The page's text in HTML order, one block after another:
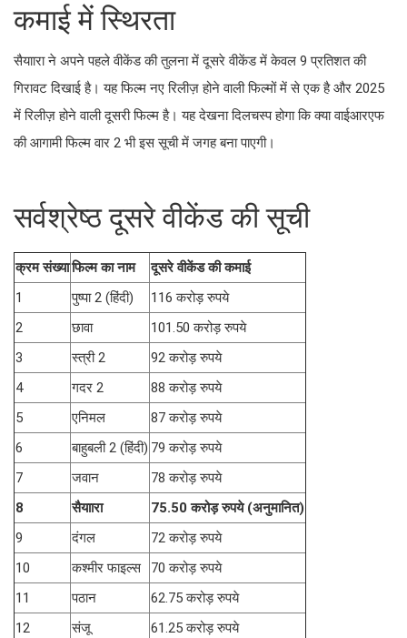
कमाई में स्थिरता
सैयाारा ने अपने पहले वीकेंड की तुलना में दूसरे वीकेंड में केवल 9 प्रतिशत की
गिरावट दिखाई है। यह फिल्म नए रिलीज़ होने वाली फिल्मों में से एक है और 2025
में रिलीज़ होने वाली दूसरी फिल्म है। यह देखना दिलचस्प होगा कि क्या वाईआरएफ
की आगामी फिल्म वार 2 भी इस सूची में जगह बना पाएगी।
सर्वश्रेष्ठ दूसरे वीकेंड की सूची
क्रम संख्याफिल्म का नाम
दूसरे वीकेंड की कमाई
1
पुष्पा 2 (हिंदी)
116 करोड़ रुपये
2
छावा
101.50 करोड़ रुपये
3
स्त्री 2
92 करोड़ रुपये
4
गदर 2
88 करोड़ रुपये
5
एनिमल
87 करोड़ रुपये
6
बाहुबली 2 (हिंदी) 79 करोड़ रुपये
7
जवान
78 करोड़ रुपये
8
सैयाारा
75.50 करोड़ रुपये (अनुमानित)
9
दंगल
72 करोड़ रुपये
10
कश्मीर फाइल्स
70 करोड़ रुपये
11
पठान
62.75 करोड़ रुपये
12
संजू
61.25 करोड़ रुपये